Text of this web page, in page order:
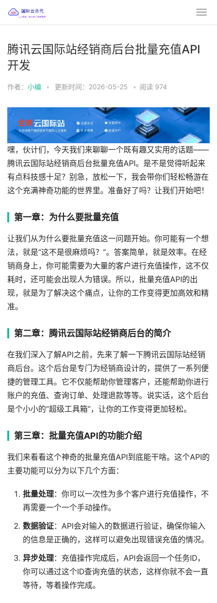
腾讯云国际站经销商后台批量充值API
开发
作者： 小编 • 更新时间：2026-05-25 • 阅读 974
嘿，伙计们，今天我们来聊聊一个既有趣又实用的话题——
腾讯云国际站经销商后台批量充值API。是不是觉得听起来
有点科技感十足？别急，放松一下，我会带你们轻松畅游在
这个充满神奇功能的世界里。准备好了吗？让我们开始吧！
第一章：为什么要批量充值
让我们从为什么要批量充值这一问题开始。你可能有一个想
法，就是“这不是很麻烦吗？”。答案简单，就是效率。在经
销商身上，你可能需要为大量的客户进行充值操作，这不仅
耗时，还可能会出现人为错误。所以，批量充值API的出
现，就是为了解决这个痛点，让你的工作变得更加高效和精
准。
第二章：腾讯云国际站经销商后台的简介
在我们深入了解API之前，先来了解一下腾讯云国际站经销
商后台。这个后台是专门为经销商设计的，提供了一系列便
捷的管理工具。它不仅能帮助你管理客户，还能帮助你进行
账户的充值、查询订单、处理退款等等。说实话，这个后台
是个小小的“超级工具箱”，让你的工作变得更加轻松。
第三章：批量充值API的功能介绍
我们来看看这个神奇的批量充值API到底能干啥。这个API的
主要功能可以分为以下几个方面：
批量处理：你可以一次性为多个客户进行充值操作，不
再需要一个一个手动操作。
数据验证：API会对输入的数据进行验证，确保你输入
的信息是正确的，这样可以避免出现错误充值的情况。
异步处理：充值操作完成后，API会返回一个任务ID，
你可以通过这个ID查询充值的状态，这样你就不会一直
等待，等着操作完成。